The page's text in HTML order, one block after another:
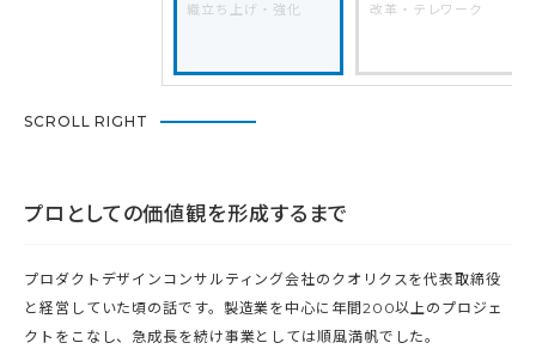
織立ち上げ・強化
改革・テレワーク
SCROLL RIGHT
プロとしての価値観を形成するまで
プロダクトデザインコンサルティング会社のクオリクスを代表取締役
と経営していた頃の話です。製造業を中心に年間200以上のプロジェ
クトをこなし、急成長を続け事業としては順風満帆でした。